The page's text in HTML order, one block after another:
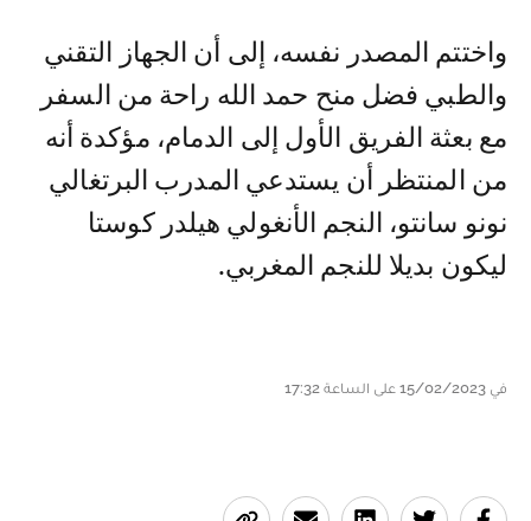
واختتم المصدر نفسه، إلى أن الجهاز التقني
والطبي فضل منح حمد الله راحة من السفر
مع بعثة الفريق الأول إلى الدمام، مؤكدة أنه
من المنتظر أن يستدعي المدرب البرتغالي
نونو سانتو، النجم الأنغولي هيلدر كوستا
ليكون بديلا للنجم المغربي.
في 15/02/2023 على الساعة 17:32